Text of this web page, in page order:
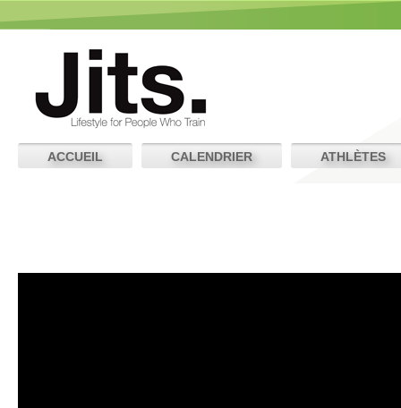
ACCUEIL CALENDRIER ATHLÈTES